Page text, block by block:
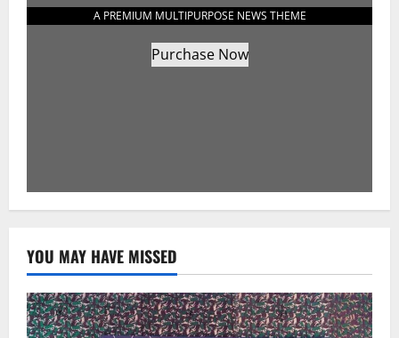
A PREMIUM MULTIPURPOSE NEWS THEME
Purchase Now
YOU MAY HAVE MISSED